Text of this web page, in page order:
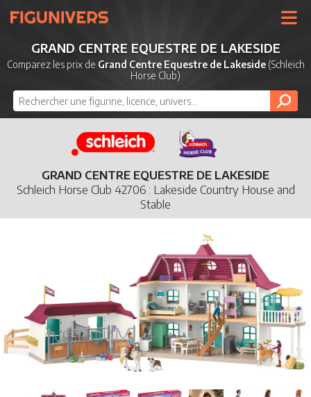
UNIVERS
LICENCES
MARQUES
NOUVEAUTÉS
DERNIERS AJOUTS
GRAND CENTRE EQUESTRE DE LAKESIDE
Comparez les prix de Grand Centre Equestre de Lakeside(Schleich
Horse Club)
GRAND CENTRE EQUESTRE DE LAKESIDE
Schleich Horse Club 42706 : Lakeside Country House and
Stable